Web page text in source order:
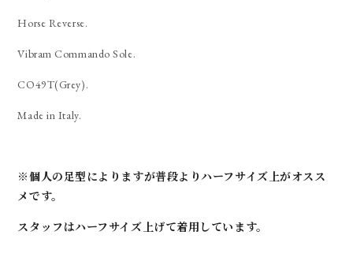
Horse Reverse.
Vibram Commando Sole.
CO49T(Grey).
Made in Italy.
※個人の足型によりますが普段よりハーフサイズ上がオスス
メです。
スタッフはハーフサイズ上げて着用しています。